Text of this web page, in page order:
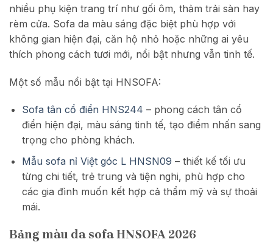
nhiều phụ kiện trang trí như gối ôm, thảm trải sàn hay
rèm cửa. Sofa da màu sáng đặc biệt phù hợp với
không gian hiện đại, căn hộ nhỏ hoặc những ai yêu
thích phong cách tươi mới, nổi bật nhưng vẫn tinh tế.
Một số mẫu nổi bật tại HNSOFA:
Sofa tân cổ điển HNS244 – phong cách tân cổ
điển hiện đại, màu sáng tinh tế, tạo điểm nhấn sang
trọng cho phòng khách.
Mẫu sofa nỉ Việt góc L HNSN09 – thiết kế tối ưu
từng chi tiết, trẻ trung và tiện nghi, phù hợp cho
các gia đình muốn kết hợp cả thẩm mỹ và sự thoải
mái.
Bảng màu da sofa HNSOFA 2026